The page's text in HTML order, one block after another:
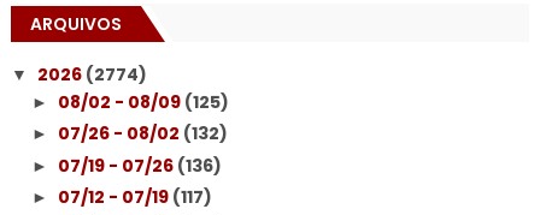
ARQUIVOS
▼ 2026 (2774)
► 08/02 - 08/09 (125)
► 07/26 - 08/02 (132)
► 07/19 - 07/26 (136)
► 07/12 - 07/19 (117)